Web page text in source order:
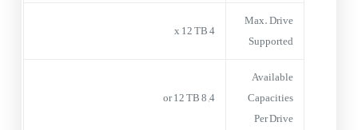
Max. Drive
Supported
4 x 12 TB
Available
Capacities
Per Drive
4, 8 or 12 TB